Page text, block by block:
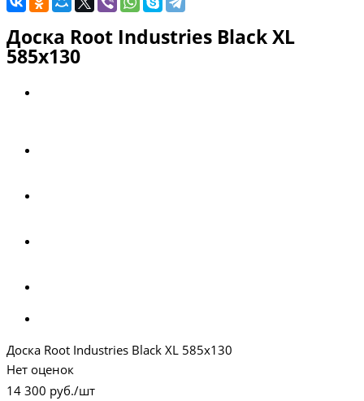
Доска Root Industries Black XL
585x130
Доска Root Industries Black XL 585x130
Нет оценок
14 300 руб./шт